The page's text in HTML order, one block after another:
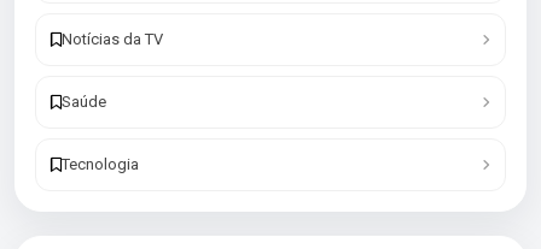
Notícias da TV
Saúde
Tecnologia